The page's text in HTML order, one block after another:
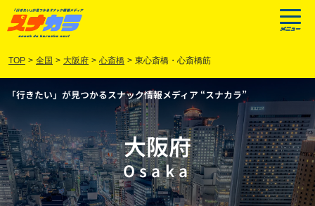
TOP > 全国 > 大阪府 > 心斎橋 > 東心斎橋・心斎橋筋
「行きたい」が見つかるスナック情報メディア “スナカラ”
大阪府
Osaka